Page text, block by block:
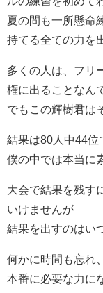
夏の間も一所懸命
持てる全ての力を
多くの人は、フリ
権に出ることなん
でもこの輝樹君は
結果は80人中44位
僕の中では本当に
大会で結果を残す
いけませんが
結果を出すのはい
何かに時間も忘れ
本番に必要な力に